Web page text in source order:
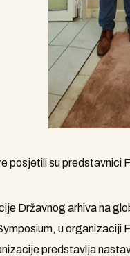
posjetili su
Državnog arhiva na
u organizaciji
predstavlja